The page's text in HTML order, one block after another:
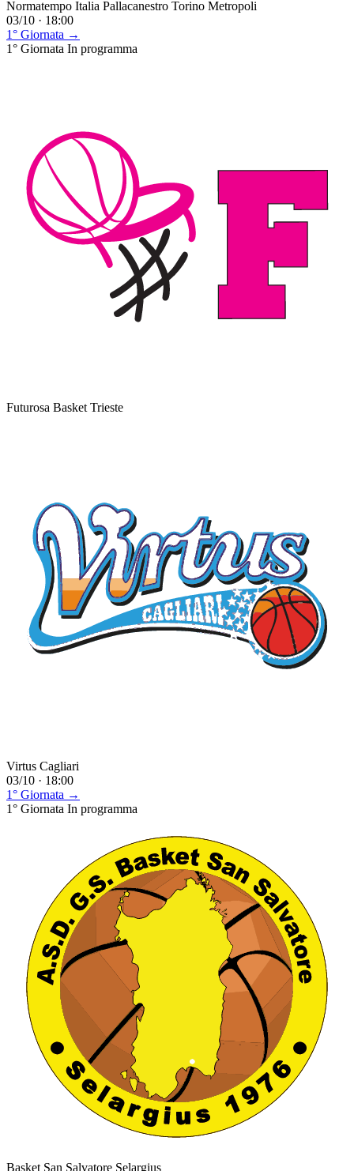
Normatempo Italia Pallacanestro Torino Metropoli
03/10 · 18:00
1° Giornata →
1° Giornata In programma
Futurosa Basket Trieste
Virtus Cagliari
03/10 · 18:00
1° Giornata →
1° Giornata In programma
Basket San Salvatore Selargius